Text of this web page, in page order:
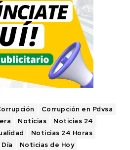
Corrupción en Pdvsa
Noticias
Noticias 24
Noticias 24 Horas
Noticias de Hoy